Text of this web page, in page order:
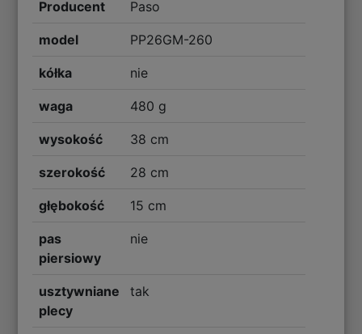
Producent Paso
model PP26GM-260
kółka nie
waga 480 g
wysokość 38 cm
szerokość 28 cm
głębokość 15 cm
pas
piersiowy
nie
usztywniane
plecy
tak